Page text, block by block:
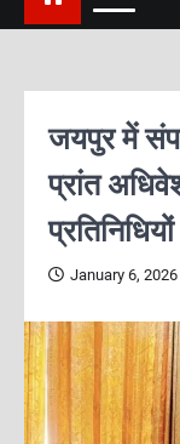
जयपुर में
प्रांत
January 6, 2026